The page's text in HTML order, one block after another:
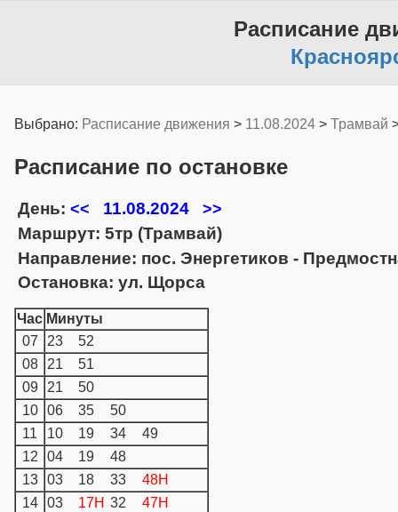
Расписание
Выбрано: Расписание движения > 11.08.2024 > Трамвай
Расписание по остановке
День: << 11.08.2024 >>
Маршрут: 5тр (Трамвай)
Направление: пос. Энергетиков -
Остановка: ул. Щорса
Час Минуты
07
23
52
08
21
51
09
21
50
10
06 35
50
11
10 19 34
49
12
04 19
48
13
03 18 33
48H
14
03 17H 32
47H